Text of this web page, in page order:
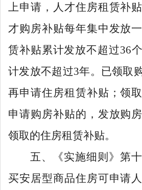
上申请， 人才住房租赁补
才购房补贴每年集中发放一
赁补贴累计发放不超过36
计发放不超过3年。已领取
再申请住房租赁补贴；领
申请购房补贴的，发放购
领取的住房租赁补贴。
五、
《实施细则 》 第
买安居型商品住房可申请